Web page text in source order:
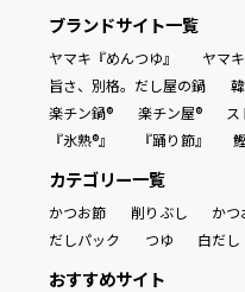
ブランドサイト一覧
ヤマキ『めんつゆ』
ヤマ
旨さ、別格。だし屋の鍋
楽チン鍋®
楽チン屋®
『氷熟®』
『踊り節』
カテゴリー一覧
かつお節 削りぶし かつ
だしパック
つゆ 白だし
おすすめサイト